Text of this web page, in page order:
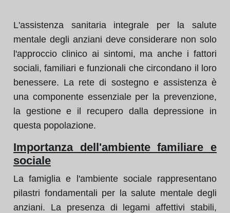
L'assistenza sanitaria integrale per la salute
mentale degli anziani deve considerare non solo
l'approccio clinico ai sintomi, ma anche i fattori
sociali, familiari e funzionali che circondano il loro
benessere. La rete di sostegno e assistenza è
una componente essenziale per la prevenzione,
la gestione e il recupero dalla depressione in
questa popolazione.
Importanza dell'ambiente familiare e
sociale
La famiglia e l'ambiente sociale rappresentano
pilastri fondamentali per la salute mentale degli
anziani. La presenza di legami affettivi stabili,